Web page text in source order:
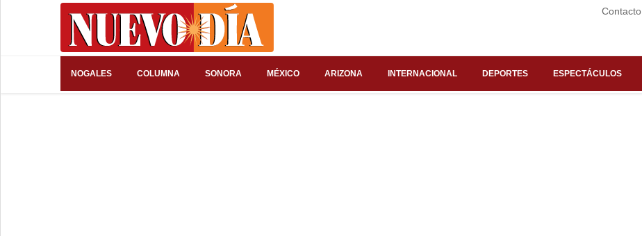
Contacto
NOGALES COLUMNA SONORA MÉXICO ARIZONA INTERNACIONAL DEPORTES ESPECTÁCULOS